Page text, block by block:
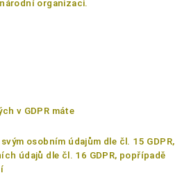
organizaci.
v GDPR máte
osobním údajům dle čl. 15 GDPR,
údajů dle čl. 16 GDPR, popřípadě